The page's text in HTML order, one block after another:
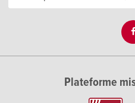
Plateforme